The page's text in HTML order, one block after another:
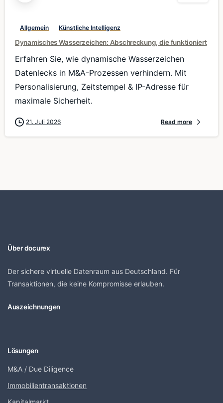
Allgemein Künstliche Intelligenz
Dynamisches Wasserzeichen: Abschreckung, die funktioniert
Erfahren Sie, wie dynamische Wasserzeichen
Datenlecks in M&A-Prozessen verhindern. Mit
Personalisierung, Zeitstempel & IP-Adresse für
maximale Sicherheit.
21. Juli 2026 Read more
Über docurex
Der sichere virtuelle Datenraum aus Deutschland. Für
Transaktionen, die keine Kompromisse erlauben.
Auszeichnungen
Lösungen
M&A / Due Diligence
Immobilientransaktionen